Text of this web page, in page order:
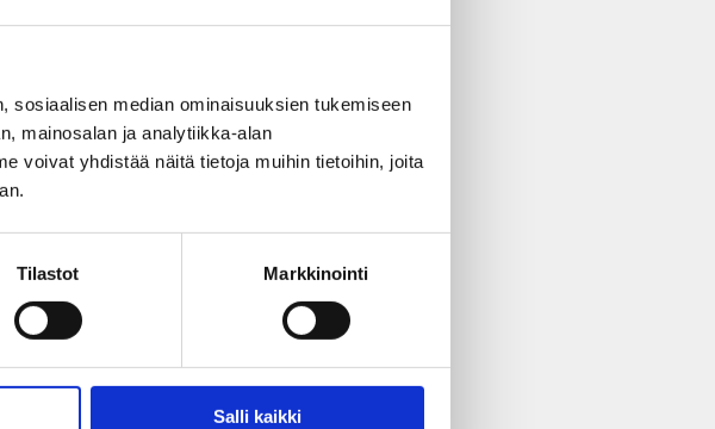
sosiaalisen median ominaisuuksien tukemiseen
mainosalan ja analytiikka-alan
voivat yhdistää näitä tietoja muihin tietoihin, joita
Tilastot Markkinointi
Salli kaikki
henkilökohtaisia tietojasi.
kuten sivulla siirtymisen ja sivuston